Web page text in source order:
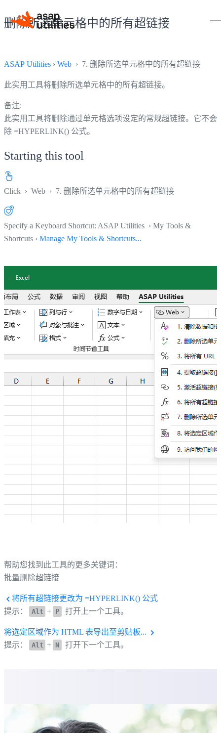
删除所选单元格中的所有超链接
ASAP Utilities › Web › 7. 删除所选单元格中的所有超链接
此实用工具将删除所选单元格中的所有超链接。
备注:
此实用工具将删除通过单元格选项设定的常规超链接。它不会
除 =HYPERLINK() 公式。
Starting this tool
Click › Web › 7. 删除所选单元格中的所有超链接
Specify a Keyboard Shortcut: ASAP Utilities › My Tools &
Shortcuts › Manage My Tools & Shortcuts...
帮助您找到此工具的更多关键词：
批量删除超链接
将所有超链接更改为 =HYPERLINK() 公式
提示：
Alt + P 打开上一个工具。
将选定区域作为 HTML 表导出至剪贴板...
提示：
Alt + N 打开下一个工具。